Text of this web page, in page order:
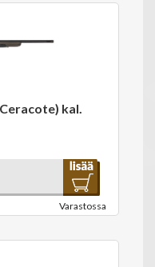
kal.
Varastossa